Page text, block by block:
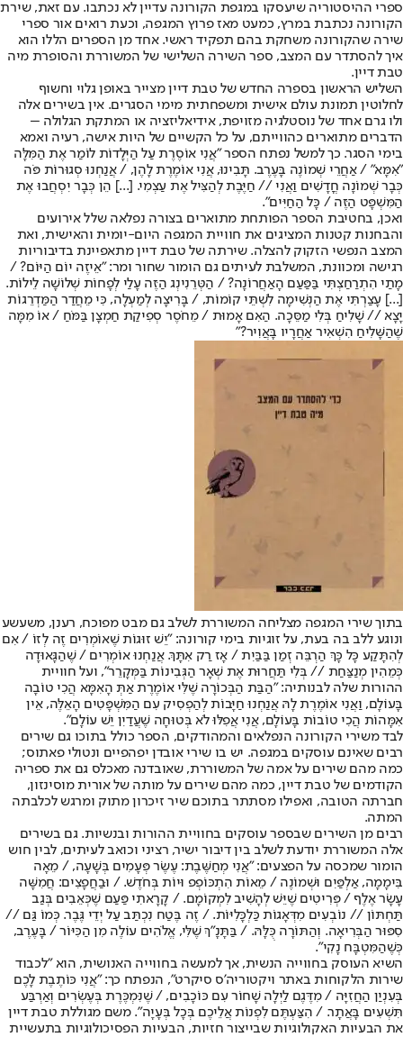
ספרי ההיסטוריה שיעסקו במגפת הקורונה עדיין לא נכתבו. עם זאת, שירת
הקורונה נכתבת במרץ, כמעט מאז פרוץ המגפה, וכעת רואים אור ספרי
שירה שהקורונה משחקת בהם תפקיד ראשי. אחד מן הספרים הללו הוא
איך להסתדר עם המצב, ספר השירה השלישי של המשוררת והסופרת מיה
טבת דיין.
השליש הראשון בספרה החדש של טבת דיין מצייר באופן גלוי וחשוף
לחלוטין תמונת עולם אישית ומשפחתית מימי הסגרים. אין בשירים אלה
ולו גרם אחד של נוסטלגיה מזויפת, אידיאליזציה או המתקת הגלולה –
הדברים מתוארים כהווייתם, על כל הקשיים של היות אישה, רעיה ואמא
בימי הסגר. כך למשל נפתח הספר "אֲנִי אוֹסֶרֶת עַל הַיְּלָדוֹת לוֹמַר אֶת הַמִּלָּה
"אִמָּא" / אַחֲרֵי שְׁמוֹנֶה בָּעֶרֶב. תָּבִינוּ, אֲנִי אוֹמֶרֶת לָהֶן, / אֲנַחְנוּ סְגוּרוֹת פֹּה
כְּבָר שְׁמוֹנָה חֳדָשִׁים וַאֲנִי // חַיֶּבֶת לְהַצִּיל אֶת עַצְמִי. [...] הֵן כְּבָר יִסְחֲבוּ אֶת
הַמִּשְׁפָּט הַזֶּה / כָּל הַחַיִּים".
ואכן, בחטיבת הספר הפותחת מתוארים בצורה נפלאה שלל אירועים
והבחנות קטנות המציגים את חוויית המגפה היום-יומית והאישית, ואת
המצב הנפשי הזקוק להצלה. שירתה של טבת דיין מתאפיינת בדיבוריות
רגישה ומכוונת, המשלבת לעיתים גם הומור שחור ומר: "אֵיזֶה יוֹם הַיּוֹם? /
מָתַי הִתְרַחַצְתִּי בַּפַּעַם הָאַחֲרוֹנָה? / הַטְּרֵנִינְג הַזֶּה עָלַי לְפָחוֹת שְׁלוֹשָׁה לֵילוֹת.
[...] עָצַרְתִּי אֶת הַנְּשִׁימָה לִשְׁתֵּי קוֹמוֹת, / בָּרִיצָה לְמַעְלָה, כִּי מֵחֲדַר הַמַּדְרֵגוֹת
יָצָא // שָׁלִיחַ בְּלִי מַסֵּכָה. הַאִם אָמוּת / מֵחֹסֶר סְפִיקַת חַמְצָן בַּמֹּחַ / אוֹ מִמָּה
שֶׁהַשָּׁלִיחַ הִשְׁאִיר אַחֲרָיו בָּאֲוִיר?"
בתוך שירי המגפה מצליחה המשוררת לשלב גם מבט מפוכח, רענן, משעשע
ונוגע ללב בה בעת, על זוגיות בימי קורונה: "יֵשׁ זוּגוֹת שֶׁאוֹמְרִים זֶה לְזוֹ / אִם
לְהִתָּקַע כָּל כָּךְ הַרְבֵּה זְמַן בַּבַּיִת / אָז רַק אִתָּךְ. אֲנַחְנוּ אוֹמְרִים / שֶׁהַגָּאוּדָה
כְּמֵהִין מְנַצַּחַת // בְּלִי תַּחֲרוּת אֶת שְׁאָר הַגְּבִינוֹת בַּמְּקָרֵר", ועל חוויית
ההורות שלה לבנותיה: "הַבַּת הַבְּכוֹרָה שֶׁלִּי אוֹמֶרֶת אַתְּ הָאִמָּא הֲכִי טוֹבָה
בָּעוֹלָם, וַאֲנִי אוֹמֶרֶת לָהּ אֲנַחְנוּ חַיָּבוֹת לְהַפְסִיק עִם הַמִּשְׁפָּטִים הָאֵלֶּה, אֵין
אִמָּהוֹת הֲכִי טוֹבוֹת בָּעוֹלָם, אֲנִי אֲפִלּוּ לֹא בְּטוּחָה שֶׁעֲדַיִן יֵשׁ עוֹלָם".
לבד משירי הקורונה הנפלאים והמהודקים, הספר כולל בתוכו גם שירים
רבים שאינם עוסקים במגפה. יש בו שירי אובדן יפהפיים ונטולי פאתוס;
כמה מהם שירים על אמה של המשוררת, שאובדנה מאכלס גם את ספריה
הקודמים של טבת דיין, כמה מהם שירים על מותה של אורית מוסינזון,
חברתה הטובה, ואפילו מסתתר בתוכם שיר זיכרון מתוק ומרגש לכלבתה
המתה.
רבים מן השירים שבספר עוסקים בחוויית ההורות ובנשיות. גם בשירים
אלה המשוררת יודעת לשלב בין דיבור ישיר, רציני וכואב לעיתים, לבין חוש
הומור שמכסה על הפצעים: "אֲנִי מְחַשֶּׁבֶת: עֶשֶׂר פְּעָמִים בְּשָׁעָה, / מֵאָה
בִּימָמָה, אַלְפַּיִם וּשְׁמוֹנֶה / מֵאוֹת הִתְכּוֹפְפ וּיוֹת בְּחֹדֶשׁ. / וּבַחֲפָצִים: חֲמִשָּׁה
עָשָׂר אֶלֶף / פְּרִיטִים שֶׁיֵּשׁ לְהָשִׁיב לִמְקוֹמָם. / קָרָאתִי פַּעַם שֶׁכְּאֵבִים בְּגַב
תַּחְתּוֹן // נוֹבְעִים מִדְּאָגוֹת כַּלְכָּלִיּוֹת. / זֶה בֶּטַח נִכְתַּב עַל יְדֵי גֶּבֶר. כְּמוֹ גַּם //
סִפּוּר הַבְּרִיאָה. וְהַתּוֹרָה כֻּלָּהּ. / בַּתָּנָ"ךְ שֶׁלִּי, אֱלֹהִים עוֹלֶה מִן הַכִּיּוֹר / בָּעֶרֶב,
כְּשֶׁהַמִּטְבָּח נָקִי".
השיא העוסק בחווייה הנשית, אך למעשה בחווייה האנושית, הוא "לכבוד
שירות הלקוחות באתר ויקטוריה'ס סיקרט", הנפתח כך: "אֲנִי כּוֹתֶבֶת לָכֶם
בְּעִנְיַן הַחֲזִיָּה / מִדֶּגֶם לַיְלָה שָׁחוֹר עִם כּוֹכָבִים, / שֶׁנִּמְכֶּרֶת בְּעֶשְׂרִים וְאַרְבַּע
תִּשְׁעִים בָּאֲתָר. / הִצַּעְתֶּם לִפְנוֹת אֲלֵיכֶם בְּכָל בְּעָיָה". משם מגוללת טבת דיין
את הבעיות האקולוגיות שבייצור חזיות, הבעיות הפסיכולוגיות בתעשיית